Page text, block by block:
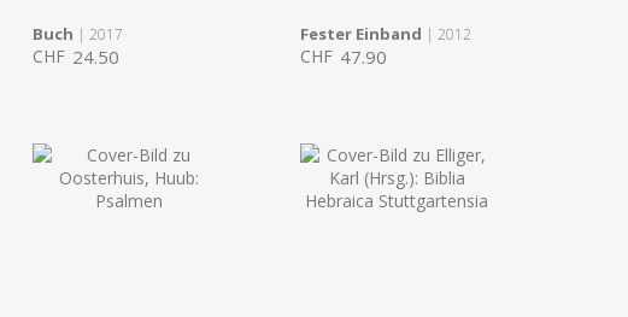
Buch | 2017
CHF 24.50
Fester Einband | 2012
CHF 47.90